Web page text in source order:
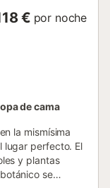
€ por noche
de cama
la mismísima
lugar perfecto. El
y plantas
se